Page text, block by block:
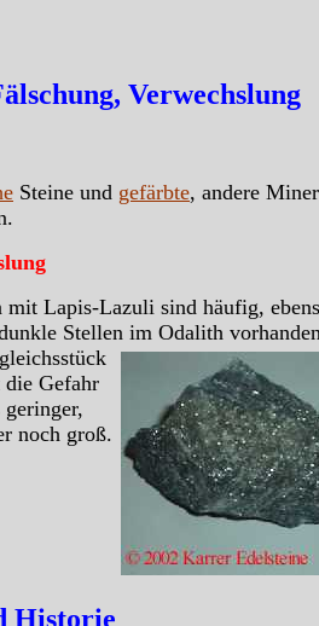
Verwechslung
Steine und gefärbte, andere
mit Lapis-Lazuli sind häufig,
Stellen im Odalith
Gefahr
noch groß.
Historie